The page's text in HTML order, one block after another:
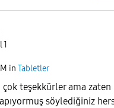
1
in Tabletler
teşekkürler ama
söylediğiniz